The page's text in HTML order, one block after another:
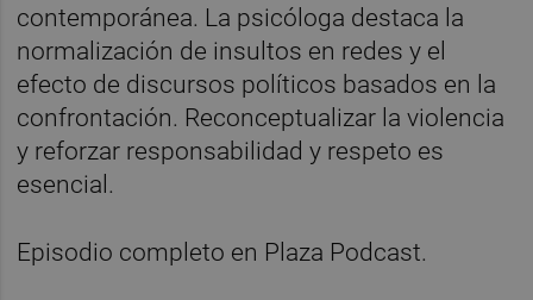
contemporánea. La psicóloga destaca la
normalización de insultos en redes y el
efecto de discursos políticos basados en la
confrontación. Reconceptualizar la violencia
y reforzar responsabilidad y respeto es
esencial.
Episodio completo en Plaza Podcast.